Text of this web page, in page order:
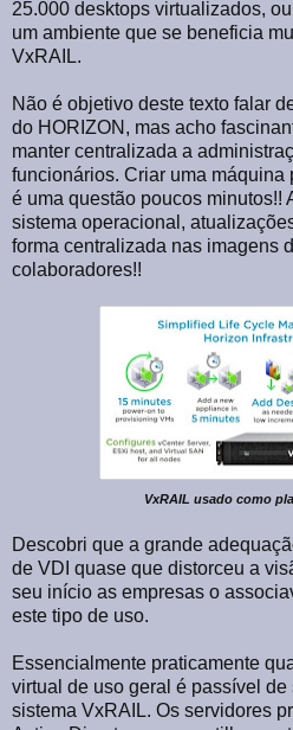
25.000 desktops virtualizados,
um ambiente que se beneficia
VxRAIL.
Não é objetivo deste texto falar
do HORIZON, mas acho
manter centralizada a
funcionários. Criar uma máquina
é uma questão poucos minutos!!
sistema operacional,
forma centralizada nas imagens
colaboradores!!
VxRAIL usado como
Descobri que a grande
de VDI quase que distorceu a
seu início as empresas o
este tipo de uso.
Essencialmente praticamente
virtual de uso geral é passível de
sistema VxRAIL. Os servidores